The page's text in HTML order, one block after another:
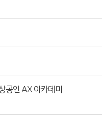
공인 AX 아카데미